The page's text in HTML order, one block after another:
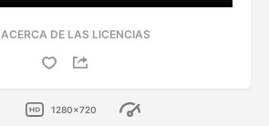
ACERCA DE LAS LICENCIAS
1280x720